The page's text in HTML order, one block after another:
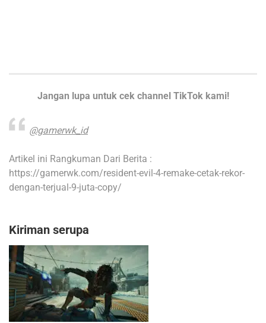
Jangan lupa untuk cek channel TikTok kami!
@gamerwk_id
Artikel ini Rangkuman Dari Berita :
https://gamerwk.com/resident-evil-4-remake-cetak-rekor-
dengan-terjual-9-juta-copy/
Kiriman serupa